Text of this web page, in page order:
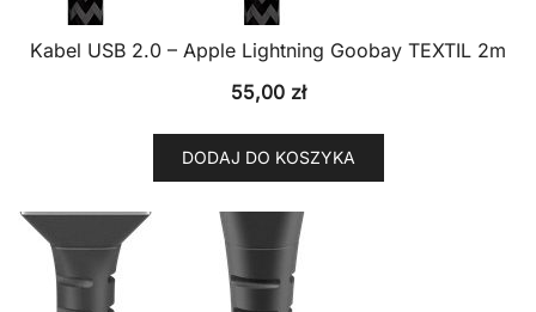
Kabel USB 2.0 – Apple Lightning Goobay TEXTIL 2m
55,00 zł
DODAJ DO KOSZYKA